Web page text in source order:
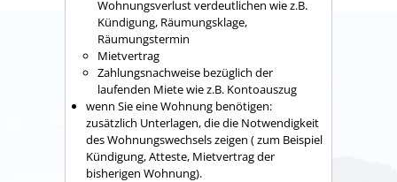
Wohnungsverlust verdeutlichen wie z.B.
Kündigung, Räumungsklage,
Räumungstermin
Mietvertrag
Zahlungsnachweise bezüglich der
laufenden Miete wie z.B. Kontoauszug
wenn Sie eine Wohnung benötigen:
zusätzlich Unterlagen, die die Notwendigkeit
des Wohnungswechsels zeigen ( zum Beispiel
Kündigung, Atteste, Mietvertrag der
bisherigen Wohnung).